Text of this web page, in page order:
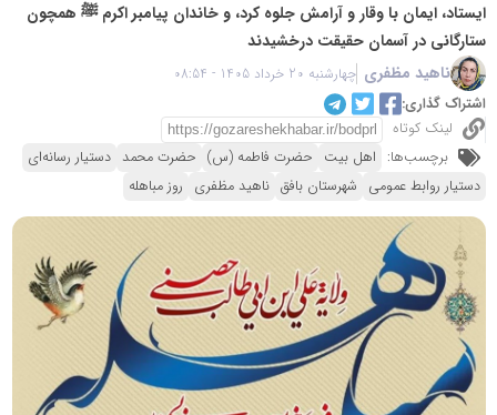
ایستاد، ایمان با وقار و آرامش جلوه کرد، و خاندان پیامبر اکرم ﷺ همچون
ستارگانی در آسمان حقیقت درخشیدند
ناهید مظفری چهارشنبه 20 خرداد 1405 - 08:54
اشتراک گذاری:
لینک کوتاه
برچسب‌ها: اهل بیت حضرت فاطمه (س) حضرت محمد دستیار رسانه‌ای
دستیار روابط عمومی شهرستان بافق ناهید مظفری روز مباهله